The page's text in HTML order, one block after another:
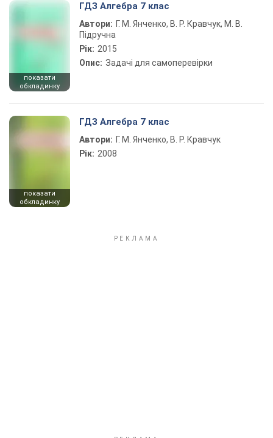
показати
обкладинку
ГДЗ Алгебра 7 клас
Автори: Г. М. Янченко, В. Р. Кравчук, М. В.
Підручна
Рік: 2015
Опис: Задачі для самоперевірки
показати
обкладинку
ГДЗ Алгебра 7 клас
Автори: Г. М. Янченко, В. Р. Кравчук
Рік: 2008